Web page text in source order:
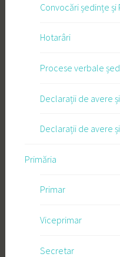
Convocări ședințe
Hotarâri
Procese verbale
Declarații de avere
Declarații de avere
Primăria
Primar
Viceprimar
Secretar